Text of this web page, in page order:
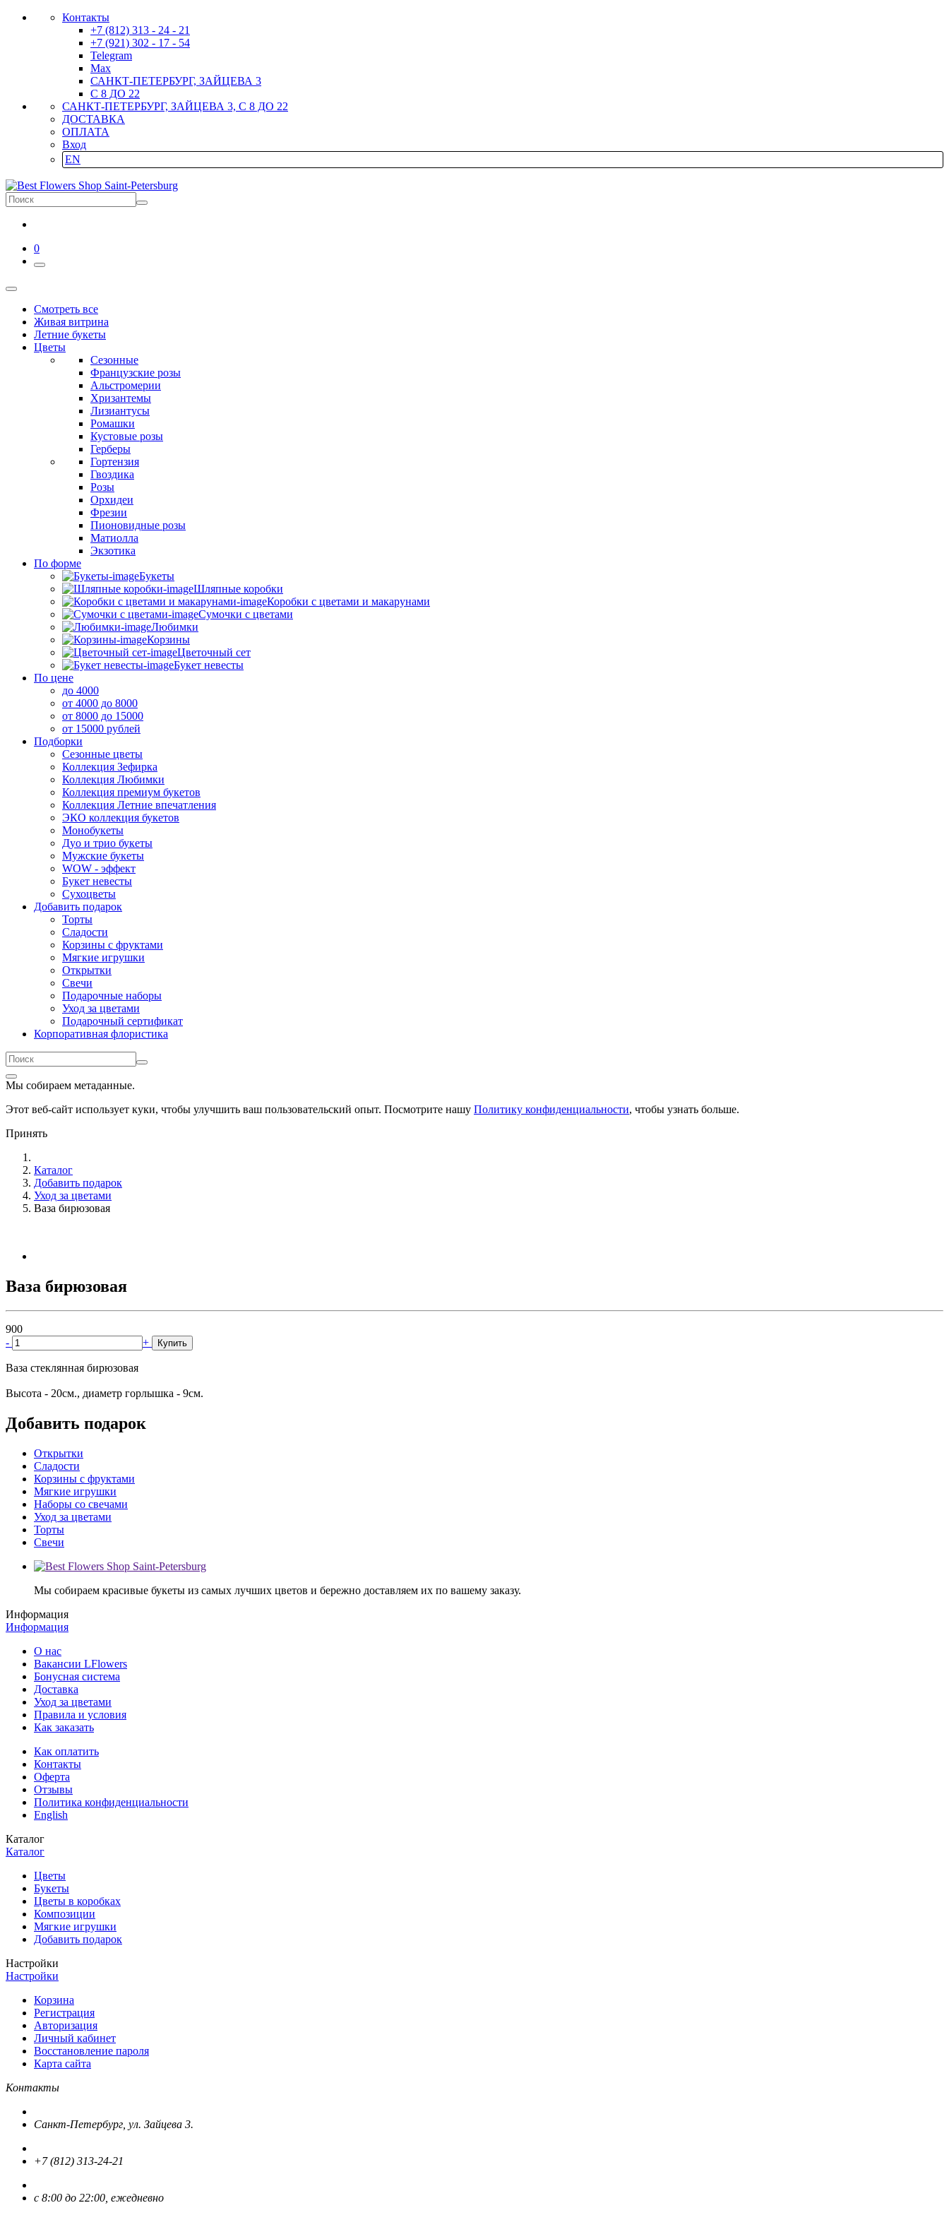
Контакты
+7 (812) 313 - 24 - 21
+7 (921) 302 - 17 - 54
Telegram
Max
САНКТ-ПЕТЕРБУРГ, ЗАЙЦЕВА 3
С 8 ДО 22
САНКТ-ПЕТЕРБУРГ, ЗАЙЦЕВА 3, С 8 ДО 22
ДОСТАВКА
ОПЛАТА
Вход
EN
0
Смотреть все
Живая витрина
Летние букеты
Цветы
Сезонные
Французские розы
Альстромерии
Хризантемы
Лизиантусы
Ромашки
Кустовые розы
Герберы
Гортензия
Гвоздика
Розы
Орхидеи
Фрезии
Пионовидные розы
Матиолла
Экзотика
По форме
Букеты
Шляпные коробки
Коробки с цветами и макарунами
Сумочки с цветами
Любимки
Корзины
Цветочный сет
Букет невесты
По цене
до 4000
от 4000 до 8000
от 8000 до 15000
от 15000 рублей
Подборки
Сезонные цветы
Коллекция Зефирка
Коллекция Любимки
Коллекция премиум букетов
Коллекция Летние впечатления
ЭКО коллекция букетов
Монобукеты
Дуо и трио букеты
Мужские букеты
WOW - эффект
Букет невесты
Сухоцветы
Добавить подарок
Торты
Сладости
Корзины с фруктами
Мягкие игрушки
Открытки
Свечи
Подарочные наборы
Уход за цветами
Подарочный сертификат
Корпоративная флористика
Мы собираем метаданные.
Этот веб-сайт использует куки, чтобы улучшить ваш пользовательский опыт. Посмотрите нашу Политику конфиденциальности, чтобы узнать больше.
Принять
Каталог
Добавить подарок
Уход за цветами
Ваза бирюзовая
Ваза бирюзовая
900
-
+ Купить
Ваза стеклянная бирюзовая
Высота - 20см., диаметр горлышка - 9см.
Добавить подарок
Открытки
Сладости
Корзины с фруктами
Мягкие игрушки
Наборы со свечами
Уход за цветами
Торты
Свечи
Мы собираем красивые букеты из самых лучших цветов и бережно доставляем их по вашему заказу.
Информация
Информация
О нас
Вакансии LFlowers
Бонусная система
Доставка
Уход за цветами
Правила и условия
Как заказать
Как оплатить
Контакты
Оферта
Отзывы
Политика конфиденциальности
English
Каталог
Каталог
Цветы
Букеты
Цветы в коробках
Композиции
Мягкие игрушки
Добавить подарок
Настройки
Настройки
Корзина
Регистрация
Авторизация
Личный кабинет
Восстановление пароля
Карта сайта
Контакты
Санкт-Петербург, ул. Зайцева 3.
+7 (812) 313-24-21
с 8:00 до 22:00, ежедневно